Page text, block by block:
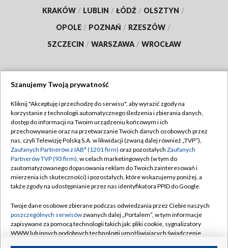
KRAKÓW / LUBLIN / ŁÓDŹ / OLSZTYN /
OPOLE / POZNAŃ / RZESZÓW /
SZCZECIN / WARSZAWA / WROCŁAW
TVP
Abonament TVP
Emisja w TVP
Centrum informacji TVP
Naziemna Telewizja Cyfrowa
Rada Programowa
System NOS
Informacje o nadawcy
Regulamin TVP
Polityka prywatności
Moje zgody
Pomoc
Kontakt
Szanujemy Twoją prywatność
Kliknij "Akceptuję i przechodzę do serwisu", aby wyrazić zgody na
korzystanie z technologii automatycznego śledzenia i zbierania danych,
dostęp do informacji na Twoim urządzeniu końcowym i ich
przechowywanie oraz na przetwarzanie Twoich danych osobowych przez
nas, czyli Telewizję Polską S.A. w likwidacji (zwaną dalej również „TVP”),
Zaufanych Partnerów z IAB* (1201 firm) oraz pozostałych Zaufanych
Partnerów TVP (93 firm), w celach marketingowych (w tym do
zautomatyzowanego dopasowania reklam do Twoich zainteresowań i
mierzenia ich skuteczności) i pozostałych, które wskazujemy poniżej, a
także zgody na udostępnianie przez nas identyfikatora PPID do Google.
Twoje dane osobowe zbierane podczas odwiedzania przez Ciebie naszych
poszczególnych serwisówzwanych dalej „Portalem”, w tym informacje
zapisywane za pomocą technologii takich jak: pliki cookie, sygnalizatory
WWW lub innych podobnych technologii umożliwiających świadczenie